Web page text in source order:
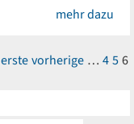
mehr dazu
erstevorherige … 456